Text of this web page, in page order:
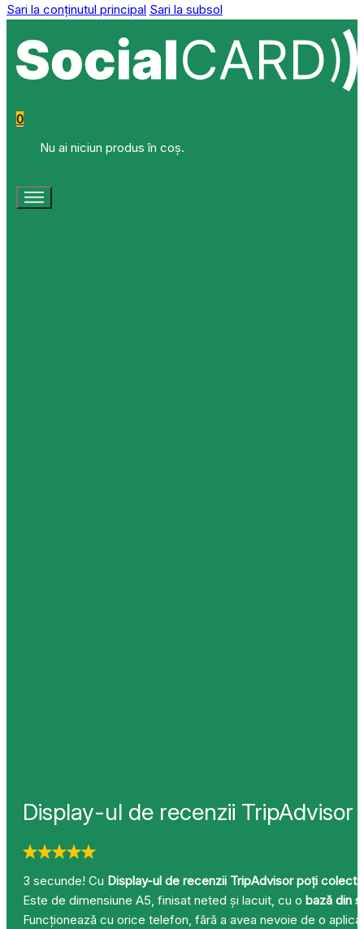
Sari la conținutul principal Sari la subsol
0
Nu ai niciun produs în coș.
Display-ul de recenzii TripAdvisor
3 secunde! Cu Display-ul de recenzii TripAdvisor poți
Este de dimensiune A5, finisat neted și lacuit, cu o bază din
Funcționează cu orice telefon, fără a avea nevoie de o